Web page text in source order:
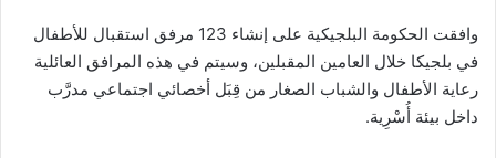
وافقت الحكومة البلجيكية على إنشاء 123 مرفق استقبال للأطفال
في بلجيكا خلال العامين المقبلين، وسيتم في هذه المرافق العائلية
رعاية الأطفال والشباب الصغار من قِبَل أخصائي اجتماعي مدرَّب
داخل بيئة أُسْرِية.